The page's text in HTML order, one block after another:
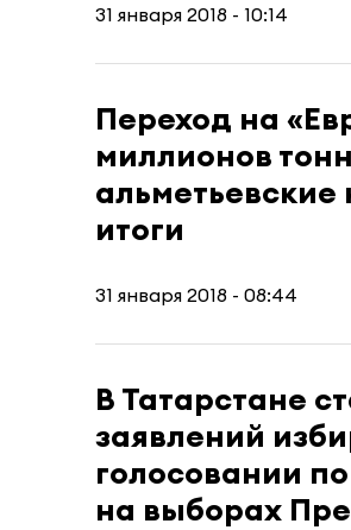
31 января 2018 - 10:14
Переход на
миллионов
итоги
31 января 2018 - 08:44
В Татарстане
заявлений
голосовании
на выборах